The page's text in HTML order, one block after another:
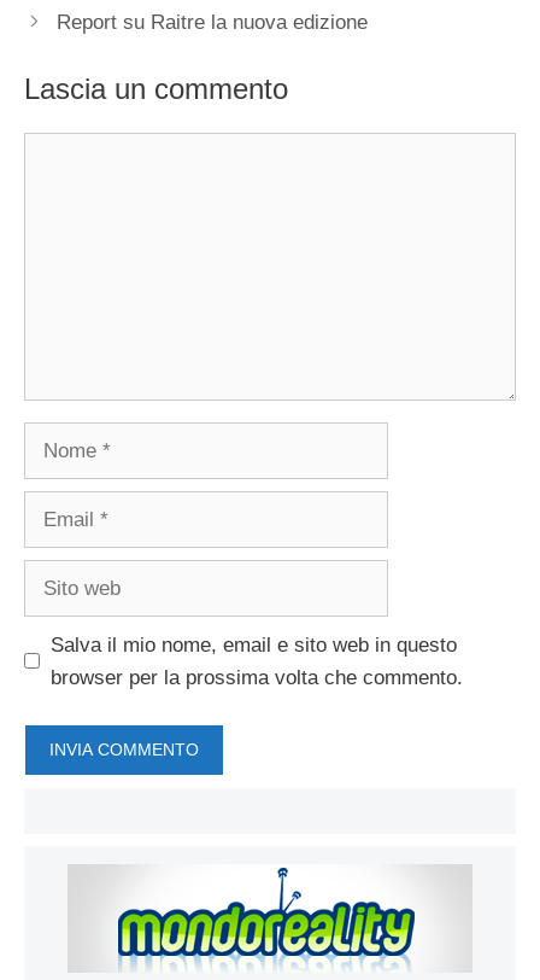
Report su Raitre la nuova edizione
Lascia un commento
Salva il mio nome, email e sito web in questo
browser per la prossima volta che commento.